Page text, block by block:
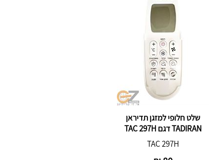
שלט חלופי למזגן תדיראן
TADIRAN דגם TAC 297H
TAC 297H